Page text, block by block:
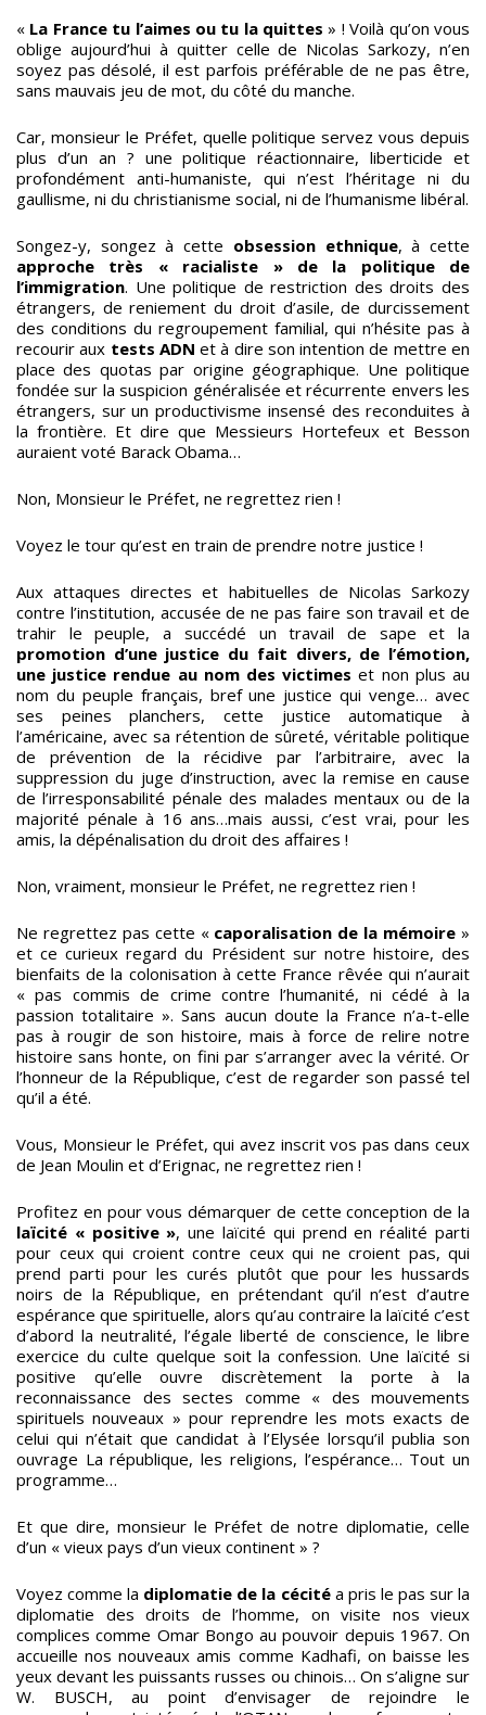
« La France tu l’aimes ou tu la quittes » ! Voilà qu’on vous
oblige aujourd’hui à quitter celle de Nicolas Sarkozy, n’en
soyez pas désolé, il est parfois préférable de ne pas être,
sans mauvais jeu de mot, du côté du manche.
Car, monsieur le Préfet, quelle politique servez vous depuis
plus d’un an ? une politique réactionnaire, liberticide et
profondément anti-humaniste, qui n’est l’héritage ni du
gaullisme, ni du christianisme social, ni de l’humanisme libéral.
Songez-y, songez à cette obsession ethnique, à cette
approche très « racialiste » de la politique de
l’immigration. Une politique de restriction des droits des
étrangers, de reniement du droit d’asile, de durcissement
des conditions du regroupement familial, qui n’hésite pas à
recourir aux tests ADN et à dire son intention de mettre en
place des quotas par origine géographique. Une politique
fondée sur la suspicion généralisée et récurrente envers les
étrangers, sur un productivisme insensé des reconduites à
la frontière. Et dire que Messieurs Hortefeux et Besson
auraient voté Barack Obama…
Non, Monsieur le Préfet, ne regrettez rien !
Voyez le tour qu’est en train de prendre notre justice !
Aux attaques directes et habituelles de Nicolas Sarkozy
contre l’institution, accusée de ne pas faire son travail et de
trahir le peuple, a succédé un travail de sape et la
promotion d’une justice du fait divers, de l’émotion,
une justice rendue au nom des victimes et non plus au
nom du peuple français, bref une justice qui venge… avec
ses peines planchers, cette justice automatique à
l’américaine, avec sa rétention de sûreté, véritable politique
de prévention de la récidive par l’arbitraire, avec la
suppression du juge d’instruction, avec la remise en cause
de l’irresponsabilité pénale des malades mentaux ou de la
majorité pénale à 16 ans…mais aussi, c’est vrai, pour les
amis, la dépénalisation du droit des affaires !
Non, vraiment, monsieur le Préfet, ne regrettez rien !
Ne regrettez pas cette « caporalisation de la mémoire »
et ce curieux regard du Président sur notre histoire, des
bienfaits de la colonisation à cette France rêvée qui n’aurait
« pas commis de crime contre l’humanité, ni cédé à la
passion totalitaire ». Sans aucun doute la France n’a-t-elle
pas à rougir de son histoire, mais à force de relire notre
histoire sans honte, on fini par s’arranger avec la vérité. Or
l’honneur de la République, c’est de regarder son passé tel
qu’il a été.
Vous, Monsieur le Préfet, qui avez inscrit vos pas dans ceux
de Jean Moulin et d’Erignac, ne regrettez rien !
Profitez en pour vous démarquer de cette conception de la
laïcité « positive », une laïcité qui prend en réalité parti
pour ceux qui croient contre ceux qui ne croient pas, qui
prend parti pour les curés plutôt que pour les hussards
noirs de la République, en prétendant qu’il n’est d’autre
espérance que spirituelle, alors qu’au contraire la laïcité c’est
d’abord la neutralité, l’égale liberté de conscience, le libre
exercice du culte quelque soit la confession. Une laïcité si
positive qu’elle ouvre discrètement la porte à la
reconnaissance des sectes comme « des mouvements
spirituels nouveaux » pour reprendre les mots exacts de
celui qui n’était que candidat à l’Elysée lorsqu’il publia son
ouvrage La république, les religions, l’espérance… Tout un
programme…
Et que dire, monsieur le Préfet de notre diplomatie, celle
d’un « vieux pays d’un vieux continent » ?
Voyez comme la diplomatie de la cécitéa pris le pas sur la
diplomatie des droits de l’homme, on visite nos vieux
complices comme Omar Bongo au pouvoir depuis 1967. On
accueille nos nouveaux amis comme Kadhafi, on baisse les
yeux devant les puissants russes ou chinois… On s’aligne sur
W. BUSCH, au point d’envisager de rejoindre le